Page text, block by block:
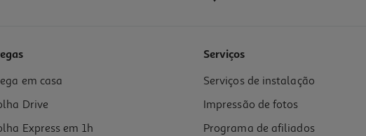
em casa
Drive
Express em 1h
Serviços
Serviços de instalação
Impressão de fotos
Programa de afiliados